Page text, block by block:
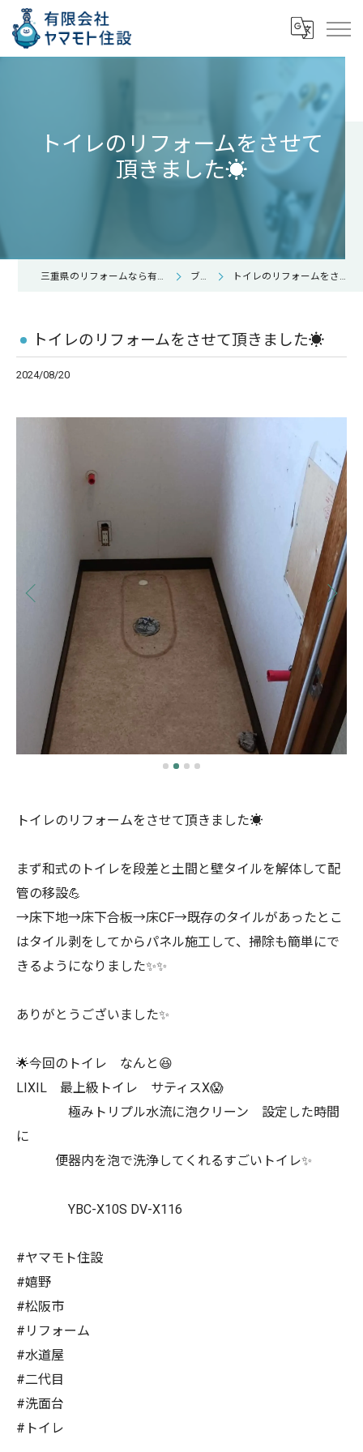
トイレのリフォームをさせて
頂きました☀️
三重県のリフォームなら有限会社ヤマモト住設 ブログ トイレのリフォームをさせて頂きました☀️
トイレのリフォームをさせて頂きました☀️
2024/08/20
トイレのリフォームをさせて頂きました☀️
まず和式のトイレを段差と土間と壁タイルを解体して配
管の移設💪
→床下地→床下合板→床CF→既存のタイルがあったとこ
はタイル剥をしてからパネル施工して、掃除も簡単にで
きるようになりました✨✨
ありがとうございました✨
🌟今回のトイレ なんと😆
LIXIL 最上級トイレ サティスX😱
極みトリプル水流に泡クリーン 設定した時間
に
便器内を泡で洗浄してくれるすごいトイレ✨
YBC-X10S DV-X116
#ヤマモト住設
#嬉野
#松阪市
#リフォーム
#水道屋
#二代目
#洗面台
#トイレ